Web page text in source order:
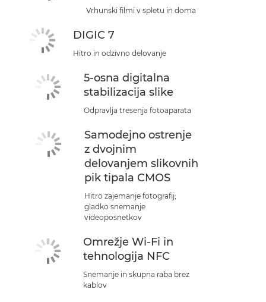
Vrhunski filmi v spletu in doma
DIGIC 7
Hitro in odzivno delovanje
5-osna digitalna
stabilizacija slike
Odpravlja tresenja fotoaparata
Samodejno ostrenje
z dvojnim
delovanjem slikovnih
pik tipala CMOS
Hitro zajemanje fotografij;
gladko snemanje
videoposnetkov
Omrežje Wi-Fi in
tehnologija NFC
Snemanje in skupna raba brez
kablov